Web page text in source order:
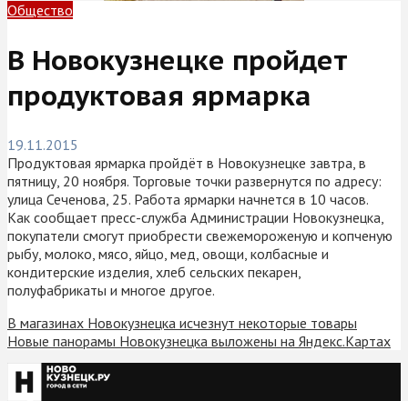
Общество
В Новокузнецке пройдет
продуктовая ярмарка
19.11.2015
Продуктовая ярмарка пройдёт в Новокузнецке завтра, в
пятницу, 20 ноября. Торговые точки развернутся по адресу:
улица Сеченова, 25. Работа ярмарки начнется в 10 часов.
Как сообщает пресс-служба Администрации Новокузнецка,
покупатели смогут приобрести свежемороженую и копченую
рыбу, молоко, мясо, яйцо, мед, овощи, колбасные и
кондитерские изделия, хлеб сельских пекарен,
полуфабрикаты и многое другое.
В магазинах Новокузнецка исчезнут некоторые товары
Новые панорамы Новокузнецка выложены на Яндекс.Картах